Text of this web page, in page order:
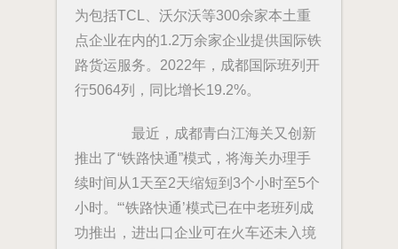
为包括TCL、沃尔沃等300余家本土重
点企业在内的1.2万余家企业提供国际铁
路货运服务。2022年，成都国际班列开
行5064列，同比增长19.2%。
最近，成都青白江海关又创新
推出了“铁路快通”模式，将海关办理手
续时间从1天至2天缩短到3个小时至5个
小时。“‘铁路快通’模式已在中老班列成
功推出，进出口企业可在火车还未入境